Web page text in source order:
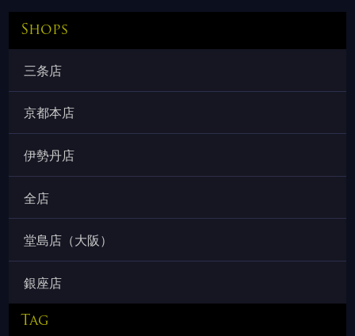
Shops
三条店
京都本店
伊勢丹店
全店
堂島店（大阪）
銀座店
Tag